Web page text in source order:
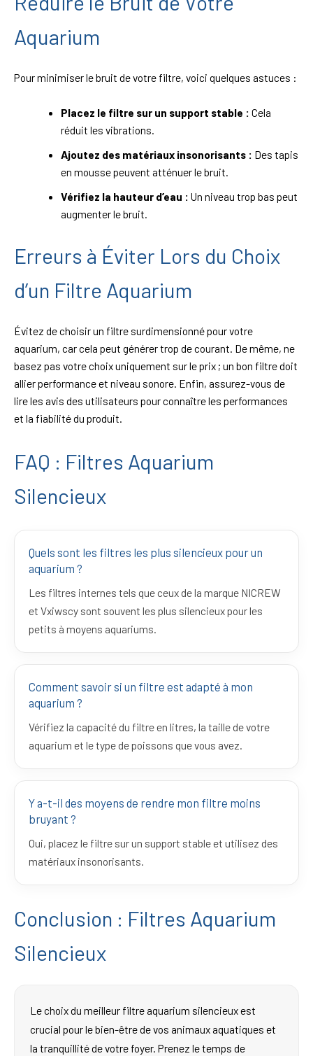
Aquarium
Pour minimiser le bruit de votre filtre, voici quelques astuces :
Placez le filtre sur un support stable : Cela
réduit les vibrations.
Ajoutez des matériaux insonorisants : Des tapis
en mousse peuvent atténuer le bruit.
Vérifiez la hauteur d’eau : Un niveau trop bas peut
augmenter le bruit.
Erreurs à Éviter Lors du Choix
d’un Filtre Aquarium
Évitez de choisir un filtre surdimensionné pour votre
aquarium, car cela peut générer trop de courant. De même, ne
basez pas votre choix uniquement sur le prix ; un bon filtre doit
allier performance et niveau sonore. Enfin, assurez-vous de
lire les avis des utilisateurs pour connaître les performances
et la fiabilité du produit.
FAQ : Filtres Aquarium
Silencieux
Quels sont les filtres les plus silencieux pour un
aquarium ?
Les filtres internes tels que ceux de la marque NICREW
et Vxiwscy sont souvent les plus silencieux pour les
petits à moyens aquariums.
Comment savoir si un filtre est adapté à mon
aquarium ?
Vérifiez la capacité du filtre en litres, la taille de votre
aquarium et le type de poissons que vous avez.
Y a-t-il des moyens de rendre mon filtre moins
bruyant ?
Oui, placez le filtre sur un support stable et utilisez des
matériaux insonorisants.
Conclusion : Filtres Aquarium
Silencieux
Le choix du meilleur filtre aquarium silencieux est
crucial pour le bien-être de vos animaux aquatiques et
la tranquillité de votre foyer. Prenez le temps de